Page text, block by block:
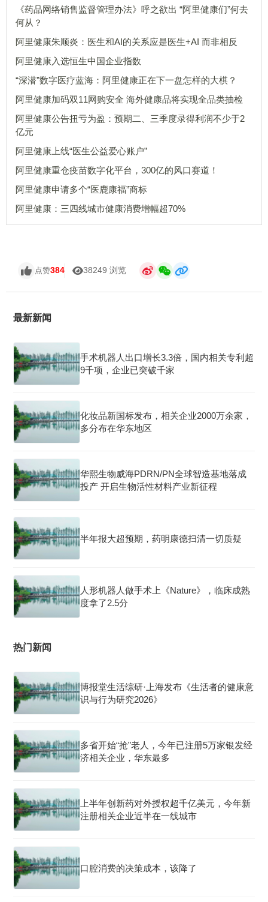
《药品网络销售监督管理办法》呼之欲出 “阿里健康们”何去
何从？
阿里健康朱顺炎：医生和AI的关系应是医生+AI 而非相反
阿里健康入选恒生中国企业指数
“深潜”数字医疗蓝海：阿里健康正在下一盘怎样的大棋？
阿里健康加码双11网购安全 海外健康品将实现全品类抽检
阿里健康公告扭亏为盈：预期二、三季度录得利润不少于2
亿元
阿里健康上线“医生公益爱心账户”
阿里健康重仓疫苗数字化平台，300亿的风口赛道！
阿里健康申请多个“医鹿康福”商标
阿里健康：三四线城市健康消费增幅超70%
点赞384 38249 浏览
最新新闻
手术机器人出口增长3.3倍，国内相关专利超
9千项，企业已突破千家
化妆品新国标发布，相关企业2000万余家，
多分布在华东地区
华熙生物威海PDRN/PN全球智造基地落成
投产 开启生物活性材料产业新征程
半年报大超预期，药明康德扫清一切质疑
人形机器人做手术上《Nature》，临床成熟
度拿了2.5分
热门新闻
博报堂生活综研·上海发布《生活者的健康意
识与行为研究2026》
多省开始“抢”老人，今年已注册5万家银发经
济相关企业，华东最多
上半年创新药对外授权超千亿美元，今年新
注册相关企业近半在一线城市
口腔消费的决策成本，该降了